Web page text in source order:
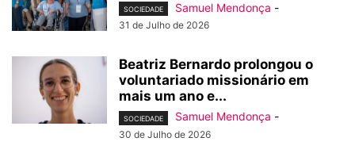
SOCIEDADE Samuel Mendonça -
31 de Julho de 2026
Beatriz Bernardo prolongou o
voluntariado missionário em
mais um ano e...
SOCIEDADE Samuel Mendonça -
30 de Julho de 2026